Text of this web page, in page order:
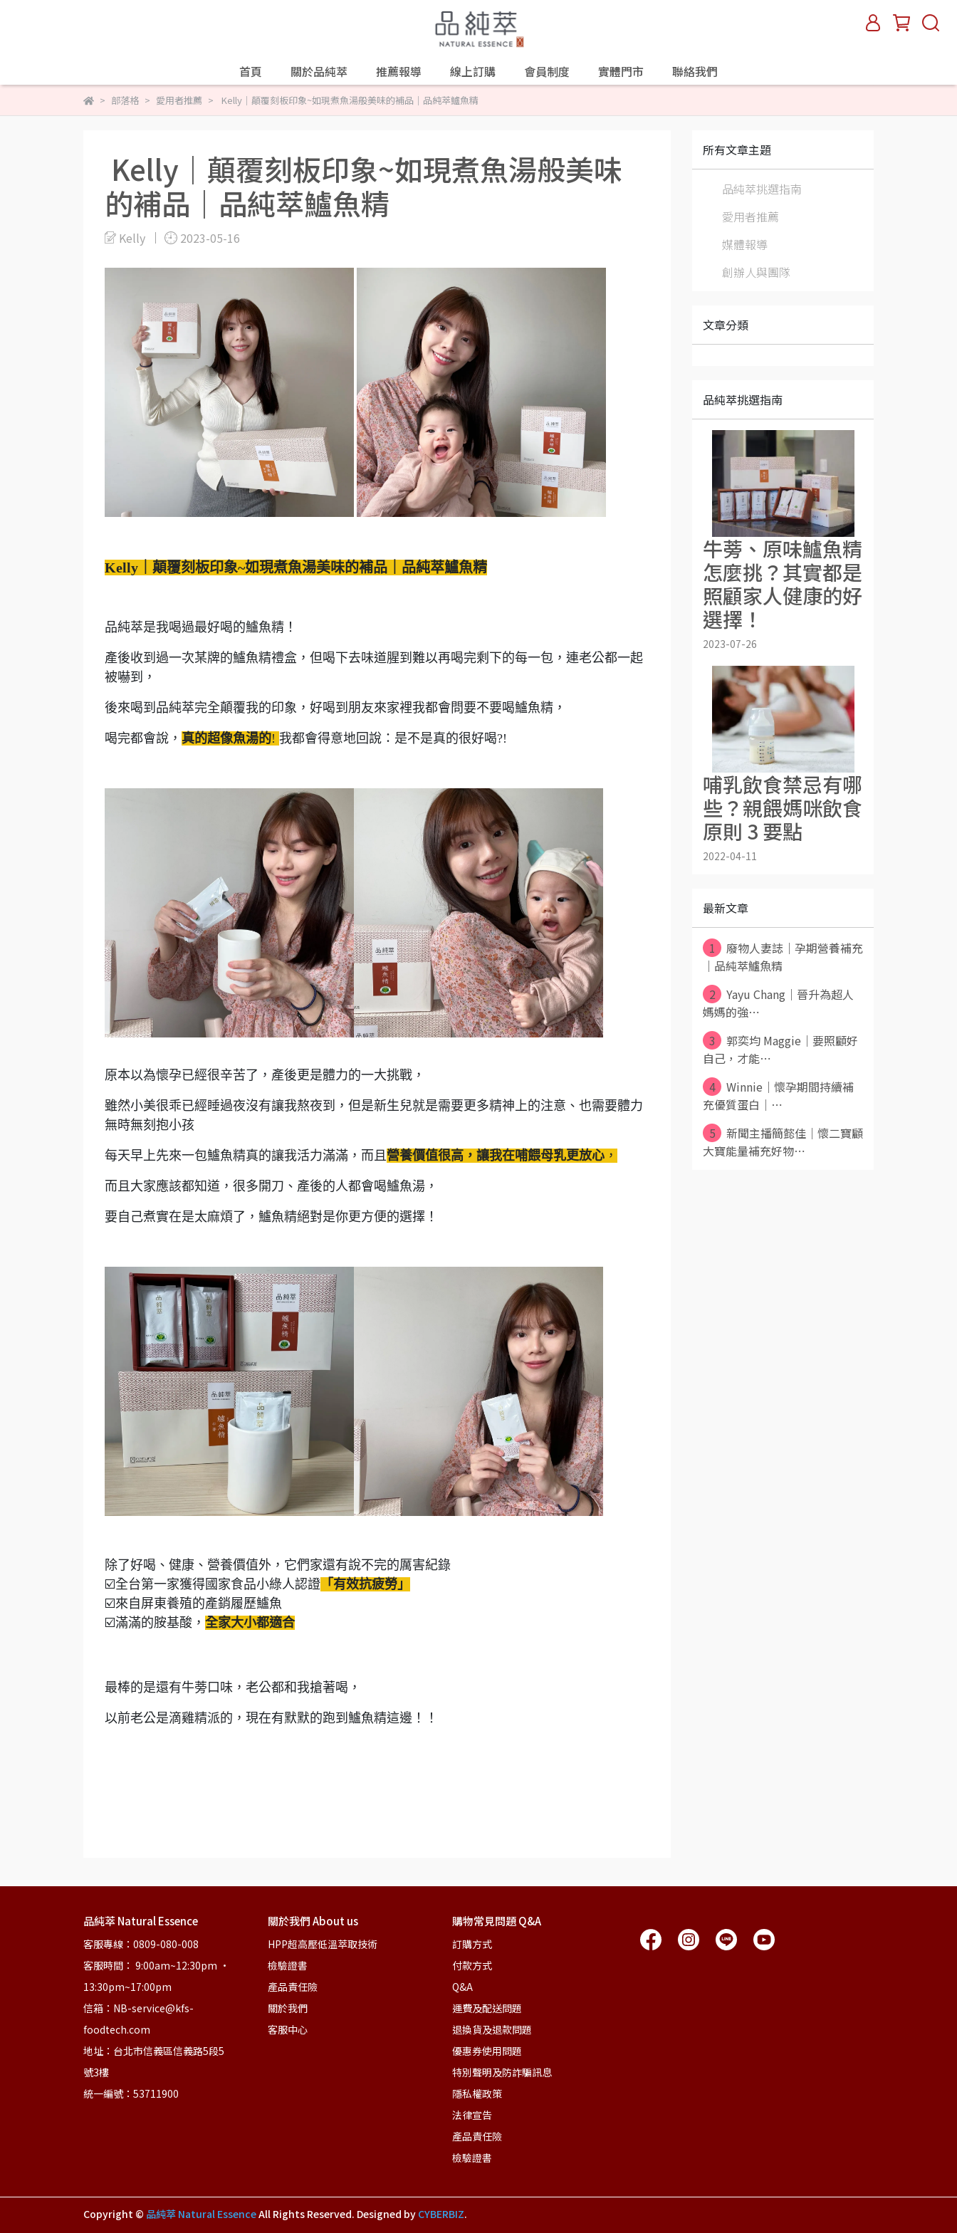
首頁 關於品純萃 推薦報導 線上訂購 會員制度 實體門市 聯絡我們
部落格 愛用者推薦 Kelly｜顛覆刻板印象~如現煮魚湯般美味的補品｜品純萃鱸魚精
Kelly｜顛覆刻板印象~如現煮魚湯般美味
的補品｜品純萃鱸魚精
Kelly 2023-05-16
Kelly｜顛覆刻板印象~如現煮魚湯美味的補品｜品純萃鱸魚精
品純萃是我喝過最好喝的鱸魚精！
產後收到過一次某牌的鱸魚精禮盒，但喝下去味道腥到難以再喝完剩下的每一包，連老公都一起
被嚇到，
後來喝到品純萃完全顛覆我的印象，好喝到朋友來家裡我都會問要不要喝鱸魚精，
喝完都會說， 真的超像魚湯的! 我都會得意地回說：是不是真的很好喝?!
原本以為懷孕已經很辛苦了，產後更是體力的一大挑戰，
雖然小美很乖已經睡過夜沒有讓我熬夜到，但是新生兒就是需要更多精神上的注意、也需要體力
無時無刻抱小孩
每天早上先來一包鱸魚精真的讓我活力滿滿，而且 營養價值很高，讓我在哺餵母乳更放心 ，
而且大家應該都知道，很多開刀、產後的人都會喝鱸魚湯，
要自己煮實在是太麻煩了，鱸魚精絕對是你更方便的選擇！
除了好喝、健康、營養價值外，它們家還有說不完的厲害紀錄
☑️全台第一家獲得國家食品小綠人認證 「有效抗疲勞」
☑️來自屏東養殖的產銷履歷鱸魚
☑️滿滿的胺基酸， 全家大小都適合
最棒的是還有牛蒡口味，老公都和我搶著喝，
以前老公是滴雞精派的，現在有默默的跑到鱸魚精這邊！！
所有文章主題
品純萃挑選指南
愛用者推薦
媒體報導
創辦人與團隊
文章分類
品純萃挑選指南
牛蒡、原味鱸魚精
怎麼挑？其實都是
照顧家人健康的好
選擇！
2023-07-26
哺乳飲食禁忌有哪
些？親餵媽咪飲食
原則 3 要點
2022-04-11
最新文章
1
廢物人妻誌｜孕期營養補充
｜品純萃鱸魚精
2
Yayu Chang｜晉升為超人
媽媽的強⋯
3
郭奕均 Maggie｜要照顧好
自己，才能⋯
4
Winnie｜懷孕期間持續補
充優質蛋白｜⋯
5
新聞主播簡懿佳｜懷二寶顧
大寶能量補充好物⋯
品純萃 Natural Essence
客服專線：0809-080-008
客服時間： 9:00am~12:30pm •
13:30pm~17:00pm
信箱：NB-service@kfs-
foodtech.com
地址：台北市信義區信義路5段5
號3樓
統一編號：53711900
關於我們 About us
HPP超高壓低溫萃取技術
檢驗證書
產品責任險
關於我們
客服中心
購物常見問題 Q&A
訂購方式
付款方式
Q&A
運費及配送問題
退換貨及退款問題
優惠券使用問題
特別聲明及防詐騙訊息
隱私權政策
法律宣告
產品責任險
檢驗證書
Copyright © 品純萃 Natural EssenceAll Rights Reserved. Designed by CYBERBIZ.